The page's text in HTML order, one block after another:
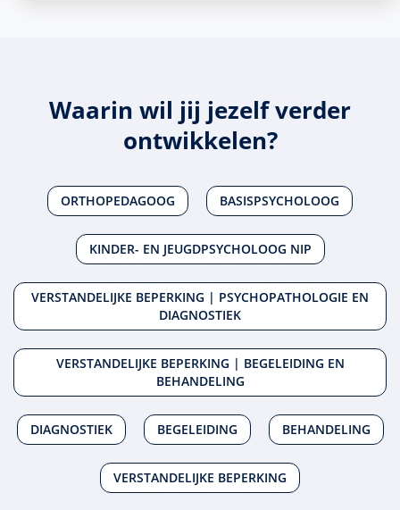
Waarin wil jij jezelf verder
ontwikkelen?
ORTHOPEDAGOOG BASISPSYCHOLOOG
KINDER- EN JEUGDPSYCHOLOOG NIP
VERSTANDELIJKE BEPERKING | PSYCHOPATHOLOGIE EN
DIAGNOSTIEK
VERSTANDELIJKE BEPERKING | BEGELEIDING EN
BEHANDELING
DIAGNOSTIEK BEGELEIDING BEHANDELING
VERSTANDELIJKE BEPERKING